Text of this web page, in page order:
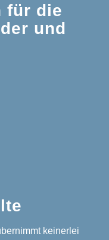
für die
und
keinerlei